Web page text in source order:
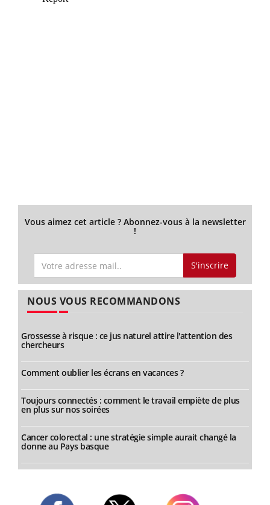
Vous aimez cet article ? Abonnez-vous à la newsletter
!
S'inscrire
NOUS VOUS RECOMMANDONS
Grossesse à risque : ce jus naturel attire l'attention des
chercheurs
Comment oublier les écrans en vacances ?
Toujours connectés : comment le travail empiète de plus
en plus sur nos soirées
Cancer colorectal : une stratégie simple aurait changé la
donne au Pays basque